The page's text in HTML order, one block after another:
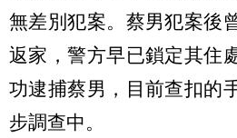
無差別犯案。蔡男犯案後
返家，警方早已鎖定其住
功逮捕蔡男，目前查扣的
步調查中。